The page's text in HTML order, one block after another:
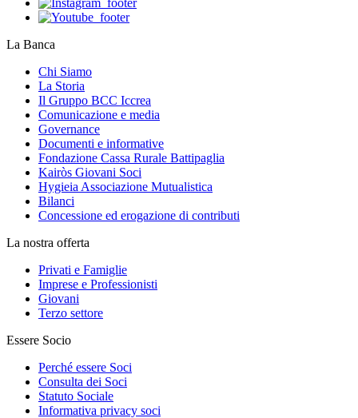
La Banca
Chi Siamo
La Storia
Il Gruppo BCC Iccrea
Comunicazione e media
Governance
Documenti e informative
Fondazione Cassa Rurale Battipaglia
Kairòs Giovani Soci
Hygieia Associazione Mutualistica
Bilanci
Concessione ed erogazione di contributi
La nostra offerta
Privati e Famiglie
Imprese e Professionisti
Giovani
Terzo settore
Essere Socio
Perché essere Soci
Consulta dei Soci
Statuto Sociale
Informativa privacy soci